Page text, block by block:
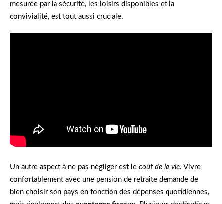
mesurée par la sécurité, les loisirs disponibles et la
convivialité, est tout aussi cruciale.
Un autre aspect à ne pas négliger est le coût de la vie. Vivre
confortablement avec une pension de retraite demande de
bien choisir son pays en fonction des dépenses quotidiennes,